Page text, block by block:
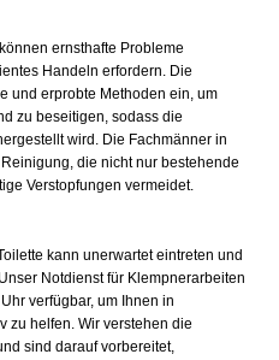
ernsthafte Probleme
Handeln erfordern. Die
und erprobte Methoden ein, um
zu beseitigen, sodass die
wird. Die Fachmänner in
die nicht nur bestehende
Verstopfungen vermeidet.
kann unerwartet eintreten und
Notdienst für Klempnerarbeiten
verfügbar, um Ihnen in
zu helfen. Wir verstehen die
sind darauf vorbereitet,